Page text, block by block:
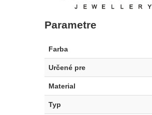
Parametre
Farba
Určené pre
Material
Typ